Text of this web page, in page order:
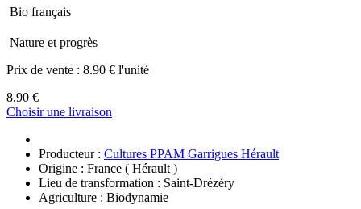
Bio français
Nature et progrès
Prix de vente : 8.90 € l'unité
8.90 €
Choisir une livraison
Producteur : Cultures PPAM Garrigues Hérault
Origine : France ( Hérault )
Lieu de transformation : Saint-Drézéry
Agriculture : Biodynamie